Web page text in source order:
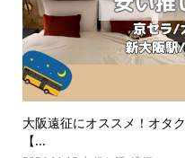
大阪遠征にオススメ！オタ
【...